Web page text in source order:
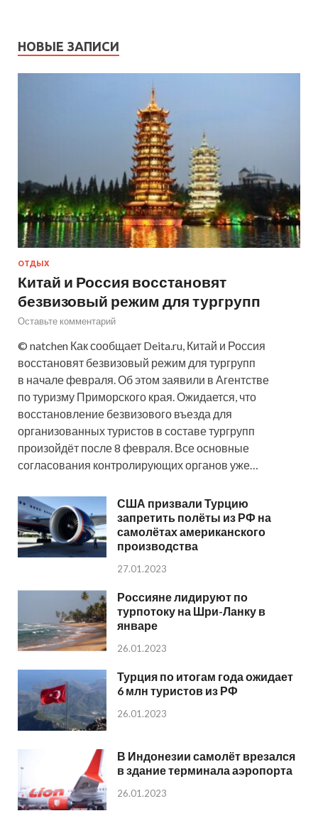
НОВЫЕ ЗАПИСИ
ОТДЫХ
Китай и Россия восстановят
безвизовый режим для тургрупп
Оставьте комментарий
© natchen Как сообщает Deita.ru, Китай и Россия
восстановят безвизовый режим для тургрупп
в начале февраля. Об этом заявили в Агентстве
по туризму Приморского края. Ожидается, что
восстановление безвизового въезда для
организованных туристов в составе тургрупп
произойдёт после 8 февраля. Все основные
согласования контролирующих органов уже…
США призвали Турцию
запретить полёты из РФ на
самолётах американского
производства
27.01.2023
Россияне лидируют по
турпотоку на Шри-Ланку в
январе
26.01.2023
Турция по итогам года ожидает
6 млн туристов из РФ
26.01.2023
В Индонезии самолёт врезался
в здание терминала аэропорта
26.01.2023